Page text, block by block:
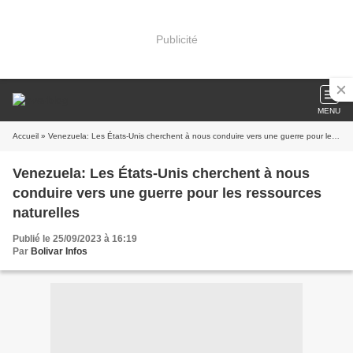
Publicité
MENU
Accueil » Venezuela: Les États-Unis cherchent à nous conduire vers une guerre pour les ressources naturelles
Venezuela: Les États-Unis cherchent à nous
conduire vers une guerre pour les ressources
naturelles
Publié le 25/09/2023 à 16:19
Par Bolivar Infos